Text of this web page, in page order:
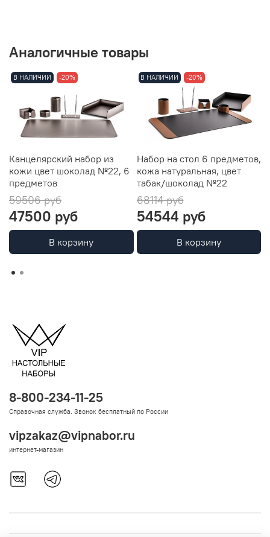
Аналогичные товары
В НАЛИЧИИ -20%
Канцелярский набор из
кожи цвет шоколад №22, 6
предметов
59506 руб
47500 руб
В корзину
В НАЛИЧИИ -20%
Набор на стол 6 предметов,
кожа натуральная, цвет
табак/шоколад №22
68114 руб
54544 руб
В корзину
8-800-234-11-25
Справочная служба. Звонок бесплатный по России
vipzakaz@vipnabor.ru
интернет-магазин